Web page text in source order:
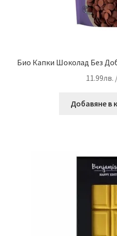
Био Капки Шоколад Без
11.99лв.
Добавяне в